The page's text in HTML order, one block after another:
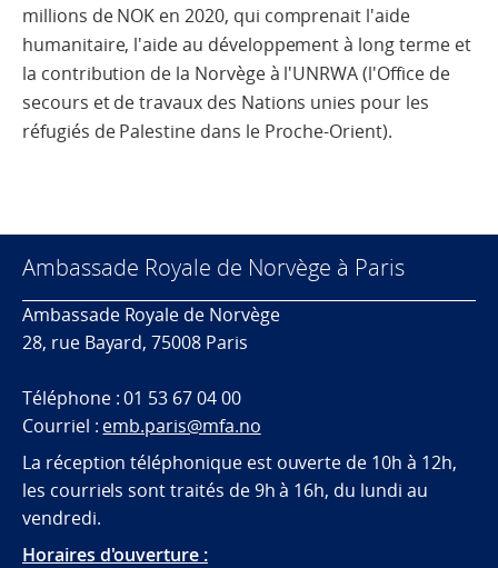
millions de NOK en 2020, qui comprenait l'aide
humanitaire, l'aide au développement à long terme et
la contribution de la Norvège à l'UNRWA (l'Office de
secours et de travaux des Nations unies pour les
réfugiés de Palestine dans le Proche-Orient).
Ambassade Royale de Norvège à Paris
Ambassade Royale de Norvège
28, rue Bayard, 75008 Paris
Téléphone : 01 53 67 04 00
Courriel : emb.paris@mfa.no
La réception téléphonique est ouverte de 10h à 12h,
les courriels sont traités de 9h à 16h, du lundi au
vendredi.
Horaires d'ouverture :